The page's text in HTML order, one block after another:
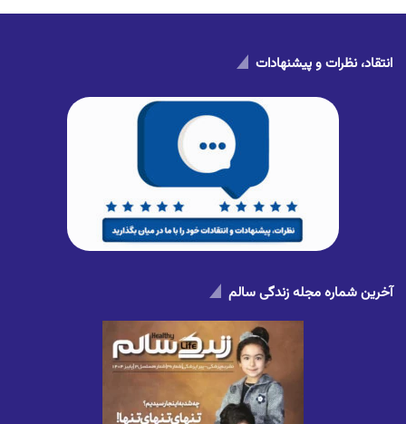
انتقاد، نظرات و پیشنهادات
آخرین شماره مجله زندگی سالم